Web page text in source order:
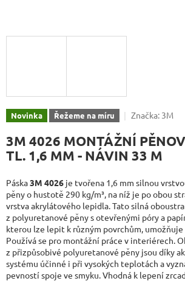
Novinka Řežeme na míru Značka: 3M
3M 4026 MONTÁŽNÍ
TL. 1,6 MM - NÁVIN 33 M
Páska3M 4026 je tvořena 1,6 mm silnou
pěny o hustotě 290 kg/m³, na níž je po obou
vrstva akrylátového lepidla. Tato silná
z polyuretanové pěny s otevřenými póry a
kterou lze lepit k různým povrchům,
Používá se pro montážní práce v interiérech.
z přizpůsobivé polyuretanové pěny jsou díky
systému účinné i při vysokých teplotách a
pevností spoje ve smyku. Vhodná k lepení